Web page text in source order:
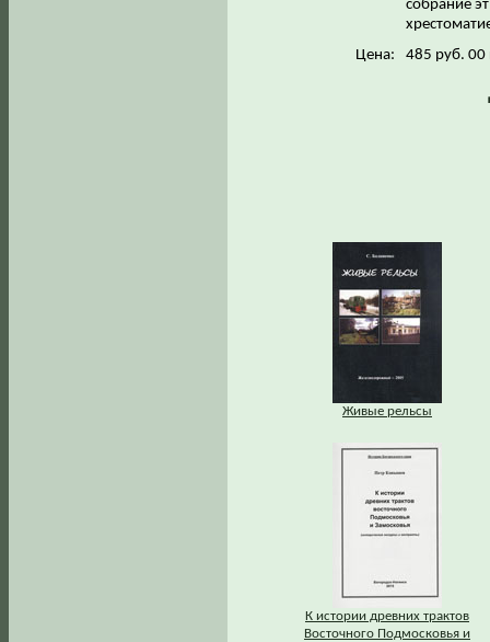
собрание
Цена:
485 руб. 00
Живые рельсы
К истории древних трактов
Восточного Подмосковья и